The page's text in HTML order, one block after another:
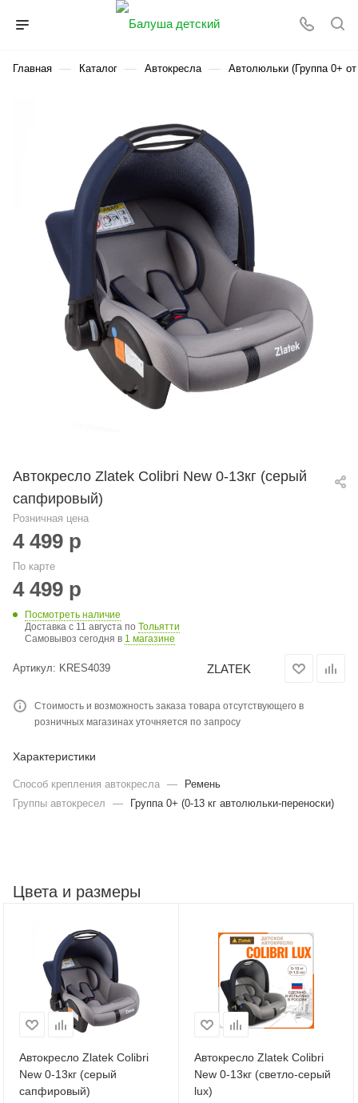
Главная — Каталог — Автокресла — Автолюльки (Группа 0+
Автокресло Zlatek Colibri New 0-13кг (серый
сапфировый)
Розничная цена
4 499 р
По карте
4 499 р
Посмотреть наличие
Доставка с 11 августа по Тольятти
Самовывоз сегодня в 1 магазине
Артикул: KRES4039 ZLATEK
Стоимость и возможность заказа товара отсутствующего в
розничных магазинах уточняется по запросу
Характеристики
Способ крепления автокресла —
Ремень
Группы автокресел
— Группа 0+ (0-13 кг автолюльки-переноски)
Цвета и размеры
Автокресло Zlatek Colibri
New 0-13кг (серый
сапфировый)
Автокресло Zlatek Colibri
New 0-13кг (светло-серый
lux)